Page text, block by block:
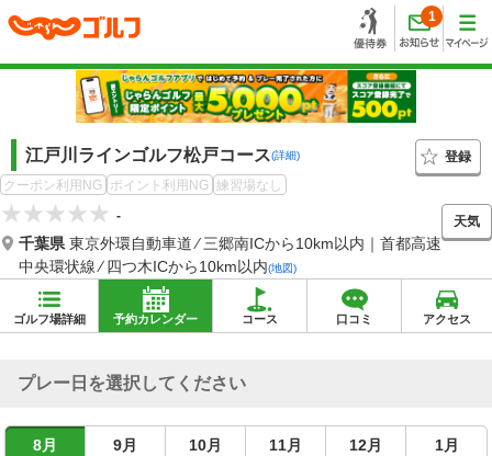
1
江戸川ラインゴルフ松戸コース(詳細)
登録
クーポン利用NG
ポイント利用NG 練習場なし
-
千葉県東京外環自動車道 ⁄ 三郷南ICから10km以内｜首都高速
中央環状線 ⁄ 四つ木ICから10km以内(地図)
天気
ゴルフ場詳細 予約カレンダー コース 口コミ アクセス
プレー日を選択してください
8月 9月 10月 11月 12月 1月